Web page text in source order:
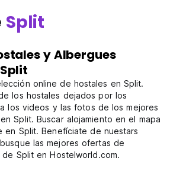
Split
y Albergues
online de hostales en Split.
los hostales dejados por los
los videos y las fotos de los mejores
Split. Buscar alojamiento en el mapa
en Split. Benefíciate de nuestars
las mejores ofertas de
Split en Hostelworld.com.